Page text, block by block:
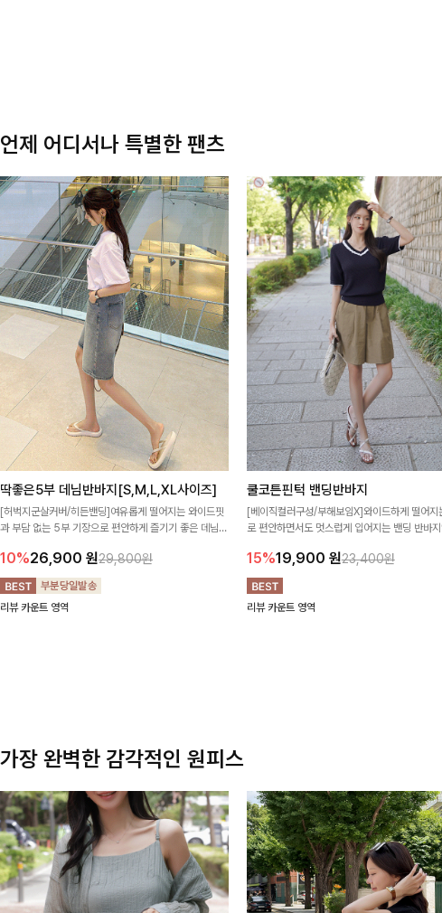
언제 어디서나 특별한 팬츠
딱좋은5부 데님반바지[S,M,L,XL사이즈]
[허벅지군살커버/히든밴딩]여유롭게 떨어지는 와이드핏
과 부담 없는 5부 기장으로 편안하게 즐기기 좋은 데님
디한 무드로 연출
10%26,900 원29,800원
리뷰 카운트 영역
쿨코튼핀턱 밴딩반바지
[베이직컬러구성/부해보임X]와이드하게 떨어지
로 편안하면서도 멋스럽게 입어지는 밴딩 반바
높게 즐겨지는 아이템!
15%19,900 원23,400원
리뷰 카운트 영역
가장 완벽한 감각적인 원피스